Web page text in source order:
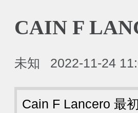
CAIN F
未知 2022-11-24
Cain F Lancero 最